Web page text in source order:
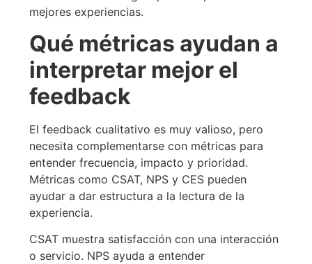
mejores experiencias.
Qué métricas ayudan a
interpretar mejor el
feedback
El feedback cualitativo es muy valioso, pero
necesita complementarse con métricas para
entender frecuencia, impacto y prioridad.
Métricas como CSAT, NPS y CES pueden
ayudar a dar estructura a la lectura de la
experiencia.
CSAT muestra satisfacción con una interacción
o servicio. NPS ayuda a entender